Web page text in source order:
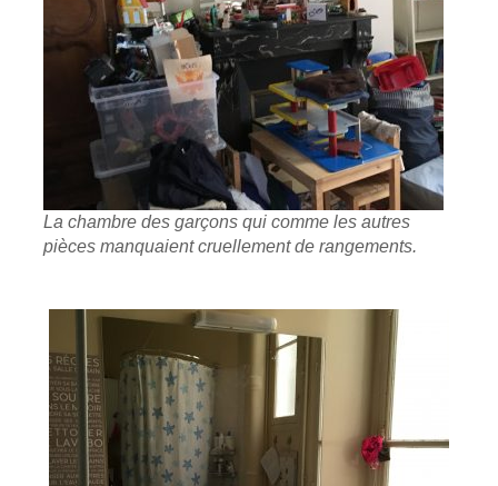
La chambre des garçons qui comme les autres
pièces manquaient cruellement de rangements.